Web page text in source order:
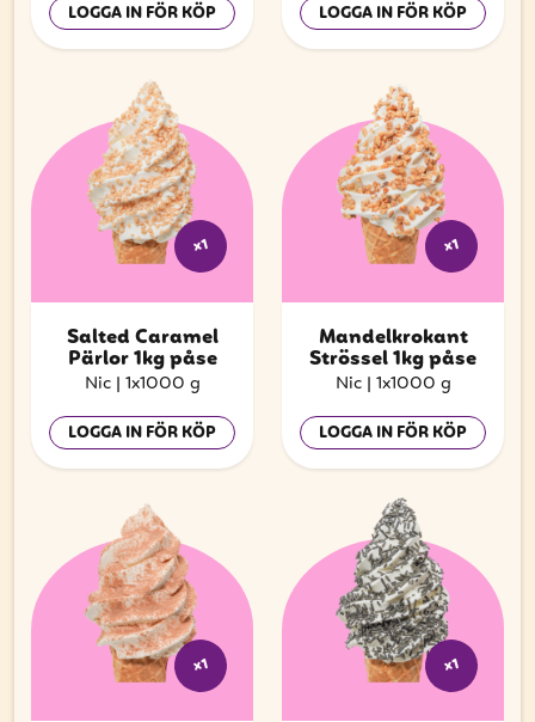
LOGGA IN FÖR KÖP LOGGA IN FÖR KÖP
x1
Salted Caramel
Pärlor 1kg påse
Nic | 1x1000 g
LOGGA IN FÖR KÖP
x1
Mandelkrokant
Strössel 1kg påse
Nic | 1x1000 g
LOGGA IN FÖR KÖP
x1 x1